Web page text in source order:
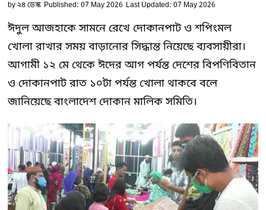
by২৪ ডেস্ক Published: 07 May 2026 Last Updated: 07 May 2026
ঈদুল আজহাকে সামনে রেখে দোকানপাট ও শপিংমল
খোলা রাখার সময় বাড়ানোর সিদ্ধান্ত নিয়েছে ব্যবসায়ীরা।
আগামী ১২ মে থেকে ঈদের আগ পর্যন্ত দেশের বিপণিবিতান
ও দোকানপাট রাত ১০টা পর্যন্ত খোলা থাকবে বলে
জানিয়েছে বাংলাদেশ দোকান মালিক সমিতি।